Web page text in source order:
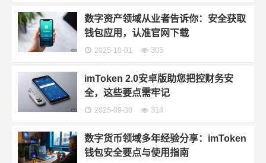
数字资产领域从业者告诉你：安全获取
钱包应用，认准官网下载
2025-10-01 305
imToken 2.0安卓版助您把控财务安
全，这些要点需牢记
2025-09-30 314
数字货币领域多年经验分享：imToken
钱包安全要点与使用指南